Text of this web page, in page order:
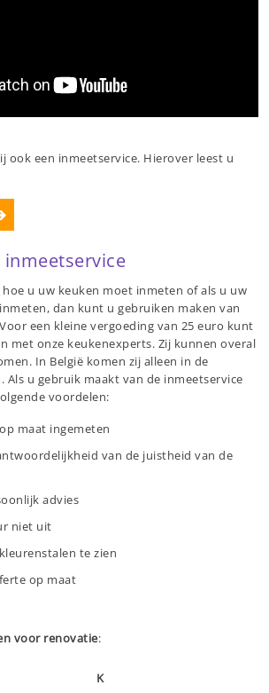
ook een inmeetservice. Hierover leest u
inmeetservice
u uw keuken moet inmeten of als u uw
dan kunt u gebruiken maken van
een kleine vergoeding van 25 euro kunt
met onze keukenexperts. Zij kunnen overal
In België komen zij alleen in de
Als u gebruik maakt van de inmeetservice
voordelen:
maat ingemeten
van de juistheid van de
advies
niet uit
te zien
op maat
voor renovatie:
K